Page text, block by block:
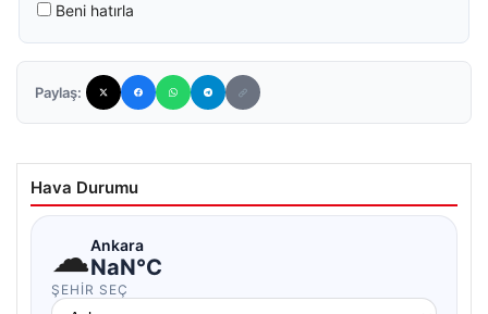
Beni hatırla
Paylaş:
Hava Durumu
☁Ankara
NaN°C
ŞEHIR SEÇ